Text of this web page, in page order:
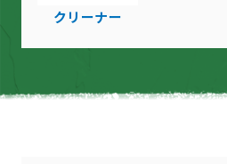
クリーナー